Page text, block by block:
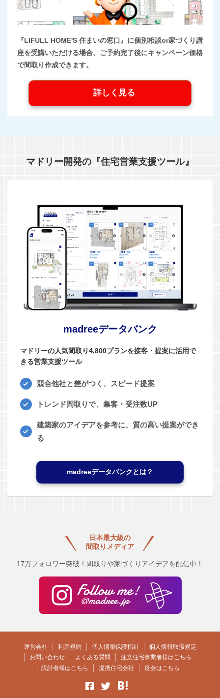
『LIFULL HOME'S 住まいの窓口』に個別相談or家づくり講
座を受講いただける場合、ご予約完了後にキャンペーン価格
で間取り作成できます。
詳しく見る
マドリー開発の『住宅営業支援ツール』
madreeデータバンク
マドリーの人気間取り4,800プランを接客・提案に活用で
きる営業支援ツール
競合他社と差がつく、スピード提案
トレンド間取りで、集客・受注数UP
建築家のアイデアを参考に、質の高い提案ができ
る
madreeデータバンクとは？
日本最大級の
間取りメディア
17万フォロワー突破！間取りや家づくりアイデアを配信中！
運営会社 利用規約 個人情報保護指針
個人情報取扱規定
お問い合わせ
よくある質問
注文住宅事業者様はこちら
設計者様はこちら
提携住宅会社 退会はこちら